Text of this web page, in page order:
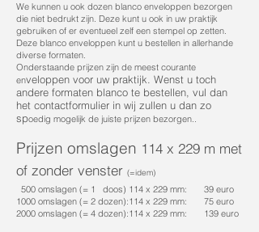
We kunnen u ook dozen blanco enveloppen bezorgen
die niet bedrukt zijn. Deze kunt u ook in uw praktijk
gebruiken of er eventueel zelf een stempel op zetten.
Deze blanco enveloppen kunt u bestellen in allerhande
diverse formaten.
Onderstaande prijzen zijn de meest courante
enveloppen voor uw praktijk. Wenst u toch
andere formaten blanco te bestellen, vul dan
het contactformulier in wij zullen u dan zo
spoedig mogelijk de juiste prijzen bezorgen..
Prijzen omslagen 114 x 229 m met
of zonder venster (=idem)
500 omslagen (= 1 doos) 114 x 229 mm: 39 euro
1000 omslagen (= 2 dozen):114 x 229 mm: 75 euro
2000 omslagen (= 4 dozen):114 x 229 mm: 139 euro